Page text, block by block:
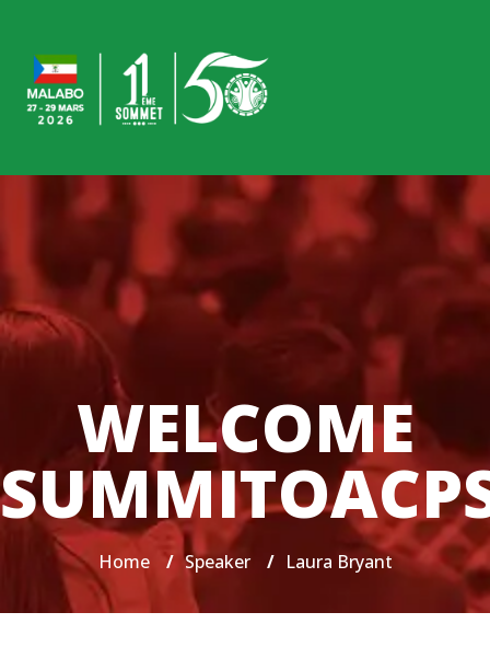
WELCOME
Home / Speaker / Laura Bryant